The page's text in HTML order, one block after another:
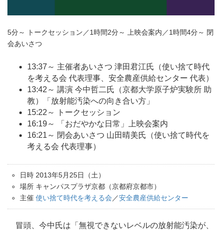
5分～ トークセッション／1時間2分～ 上映会案内／1時間4分～ 閉
会あいさつ
13:37～ 主催者あいさつ 津田君江氏（使い捨て時代
を考える会 代表理事、安全農産供給センター 代表）
13:42～ 講演 今中哲二氏（京都大学原子炉実験所 助
教）「放射能汚染への向き合い方」
15:22～ トークセッション
16:19～ 「おだやかな日常」上映会案内
16:21～ 閉会あいさつ 山田晴美氏（使い捨て時代を
考える会 代表理事）
日時 2013年5月25日（土）
場所 キャンパスプラザ京都（京都府京都市）
主催 使い捨て時代を考える会 ／安全農産供給センター
冒頭、今中氏は「無視できないレベルの放射能汚染が、